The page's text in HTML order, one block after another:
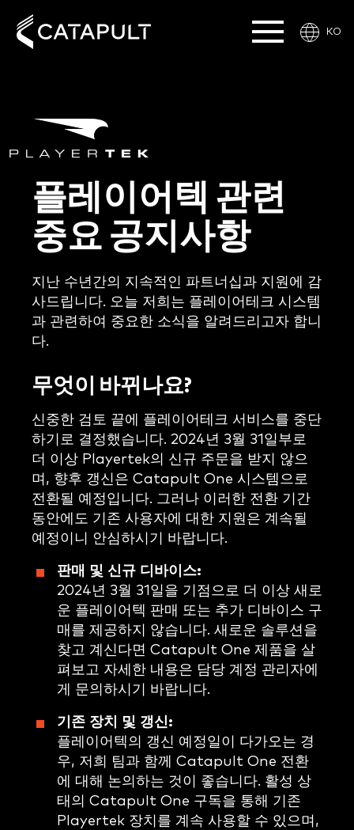
KO
플레이어텍 관련
중요 공지사항
지난 수년간의 지속적인 파트너십과 지원에 감
사드립니다. 오늘 저희는 플레이어테크 시스템
과 관련하여 중요한 소식을 알려드리고자 합니
다.
무엇이 바뀌나요?
신중한 검토 끝에 플레이어테크 서비스를 중단
하기로 결정했습니다. 2024년 3월 31일부로
더 이상 Playertek의 신규 주문을 받지 않으
며, 향후 갱신은 Catapult One 시스템으로
전환될 예정입니다. 그러나 이러한 전환 기간
동안에도 기존 사용자에 대한 지원은 계속될
예정이니 안심하시기 바랍니다.
판매 및 신규 디바이스:
2024년 3월 31일을 기점으로 더 이상 새로
운 플레이어텍 판매 또는 추가 디바이스 구
매를 제공하지 않습니다. 새로운 솔루션을
찾고 계신다면 Catapult One 제품을 살
펴보고 자세한 내용은 담당 계정 관리자에
게 문의하시기 바랍니다.
기존 장치 및 갱신:
플레이어텍의 갱신 예정일이 다가오는 경
우, 저희 팀과 함께 Catapult One 전환
에 대해 논의하는 것이 좋습니다. 활성 상
태의 Catapult One 구독을 통해 기존
Playertek 장치를 계속 사용할 수 있으며,